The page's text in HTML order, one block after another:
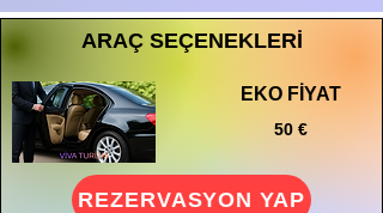
ARAÇ SEÇENEKLERİ
EKO FİYAT
50 €
REZERVASYON YAP